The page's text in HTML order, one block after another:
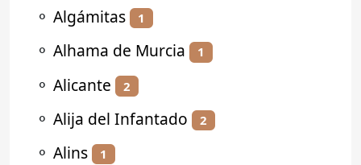
⚬ Algámitas 1
⚬ Alhama de Murcia 1
⚬ Alicante 2
⚬ Alija del Infantado 2
⚬ Alins 1